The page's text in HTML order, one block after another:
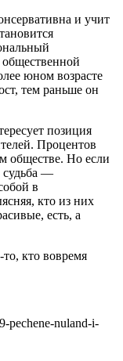
и учит
общественной
юном возрасте
тем раньше он
позиция
Процентов
обществе. Но если
судьба —
в
кто из них
есть, а
кто вовремя
pechene-nuland-i-